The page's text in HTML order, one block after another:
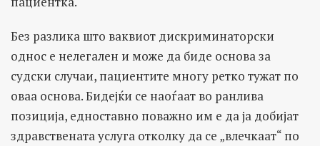
Без разлика што ваквиот дискриминаторски
однос е нелегален и може да биде основа за
судски случаи, пациентите многу ретко тужат по
оваа основа. Бидејќи се наоѓаат во ранлива
позиција, едноставно поважно им е да ја добијат
здравствената услуга отколку да се „влечкаат“ по